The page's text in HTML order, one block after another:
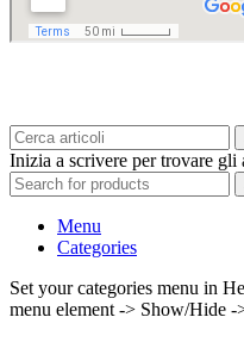
Inizia a scrivere per trovare gli
Menu
Categories
Set your categories menu in
menu element -> Show/Hide -